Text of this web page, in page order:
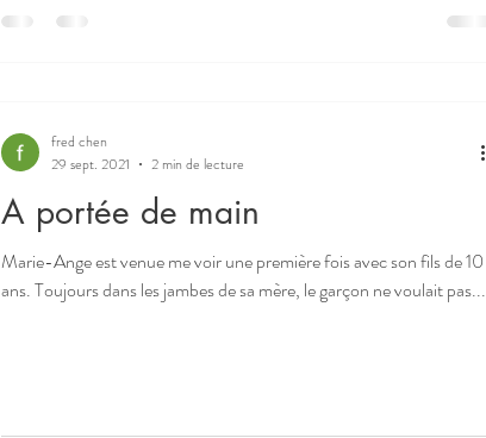
A portée de main
Marie-Ange est venue me voir une première fois avec son fils de 10
ans. Toujours dans les jambes de sa mère, le garçon ne voulait pas...
fred chen
29 sept. 2021
2 min de lecture